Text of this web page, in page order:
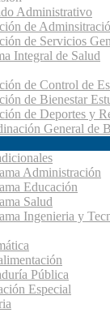
Administrativo
de
de Servicios
Integral de Salud
de Control de
de Bienestar
de Deportes y
General de
Administración
Educación
Salud
Ingenieria y
Pública
Especial